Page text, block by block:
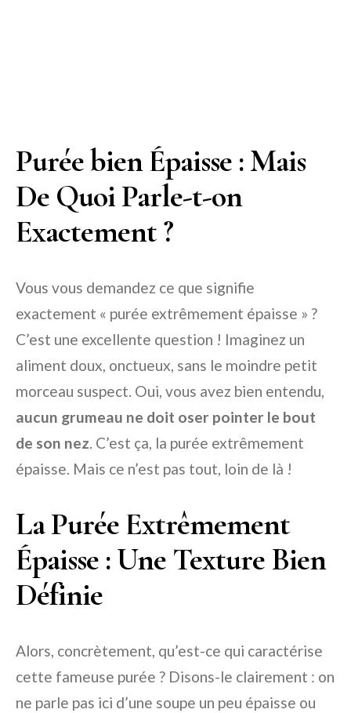
Purée bien Épaisse : Mais
De Quoi Parle-t-on
Exactement ?
Vous vous demandez ce que signifie
exactement « purée extrêmement épaisse » ?
C’est une excellente question ! Imaginez un
aliment doux, onctueux, sans le moindre petit
morceau suspect. Oui, vous avez bien entendu,
aucun grumeau ne doit oser pointer le bout
de son nez. C’est ça, la purée extrêmement
épaisse. Mais ce n’est pas tout, loin de là !
La Purée Extrêmement
Épaisse : Une Texture Bien
Définie
Alors, concrètement, qu’est-ce qui caractérise
cette fameuse purée ? Disons-le clairement : on
ne parle pas ici d’une soupe un peu épaisse ou